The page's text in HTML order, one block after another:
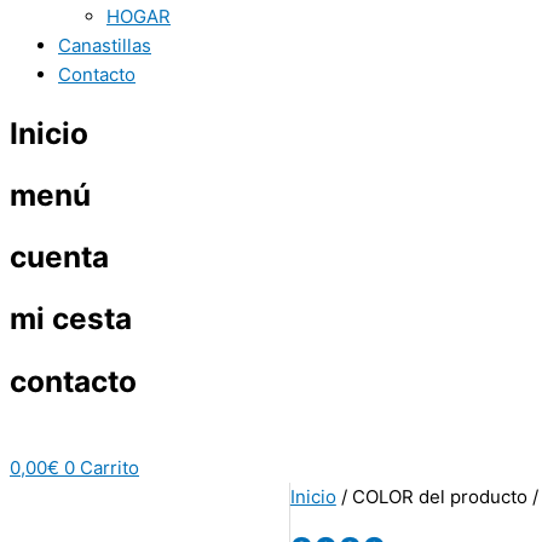
HOGAR
Canastillas
Contacto
Inicio
menú
cuenta
mi cesta
contacto
0,00€ 0 Carrito
Inicio/ COLOR del producto